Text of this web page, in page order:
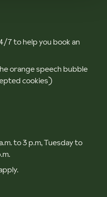
7 to help you book an
orange speech bubble
cookies)
to 3 p.m, Tuesday to